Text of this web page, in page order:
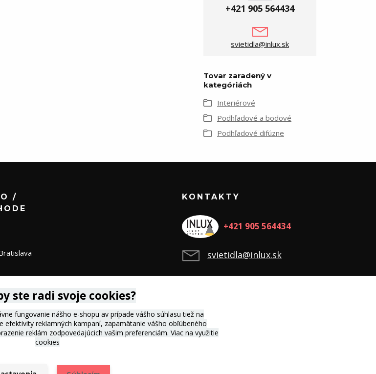
+421 905 564434
svietidla@inlux.sk
Tovar zaradený v
kategóriách
Interiérové
Podhľadové a bodové
Podhľadové difúzne
/
KONTAKTY
+421 905 564434
svietidla@inlux.sk
ste radi svoje cookies?
fungovanie nášho e-shopu av prípade vášho súhlasu tiež na
efektivity reklamných kampaní, zapamätanie vášho obľúbeného
reklám zodpovedajúcich vašim preferenciám. Viac na využitie
cookies